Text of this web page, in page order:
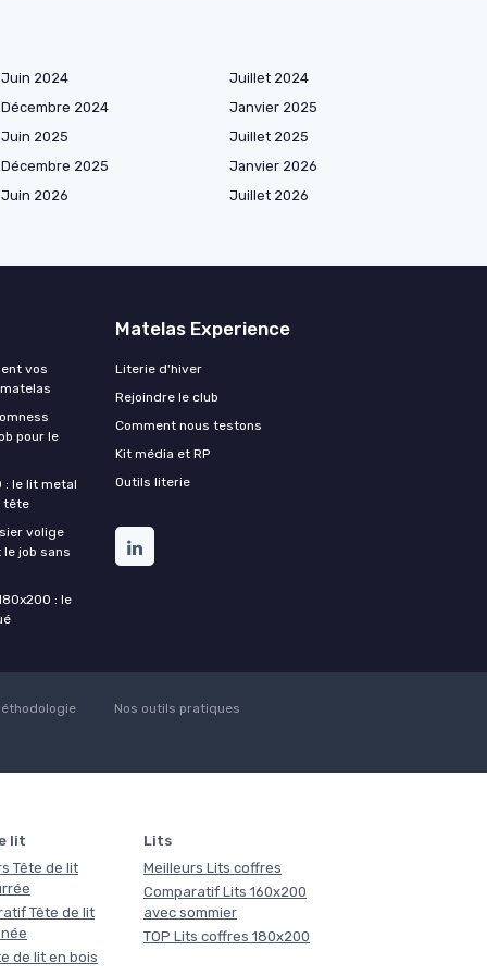
Juin 2024
Juillet 2024
Décembre 2024
Janvier 2025
Juin 2025
Juillet 2025
Décembre 2025
Janvier 2026
Juin 2026
Juillet 2026
vos
pour le
: le lit metal
tête
volige
job sans
: le
Matelas Experience
Literie d'hiver
Rejoindre le club
Comment nous testons
Kit média et RP
Outils literie
Nos outils pratiques
lit
Tête de lit
Tête de lit
de lit en bois
Lits
Meilleurs Lits coffres
Comparatif Lits 160x200
avec sommier
TOP Lits coffres 180x200